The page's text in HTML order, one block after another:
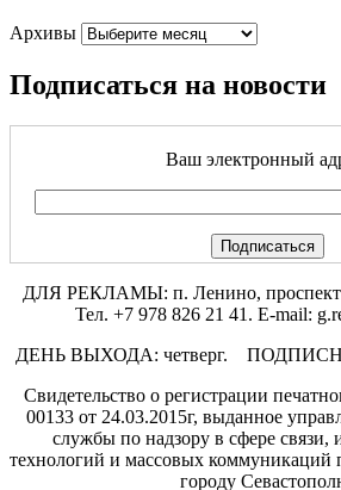
Архивы
Подписаться на новости
Ваш электронный
ДЛЯ РЕКЛАМЫ: п. Ленино, проспект
Тел. +7 978 826 21 41. E-mail:
ДЕНЬ ВЫХОДА: четверг.
Свидетельство о регистрации
00133 от 24.03.2015г, выданное
службы по надзору в сфере
технологий и массовых
городу